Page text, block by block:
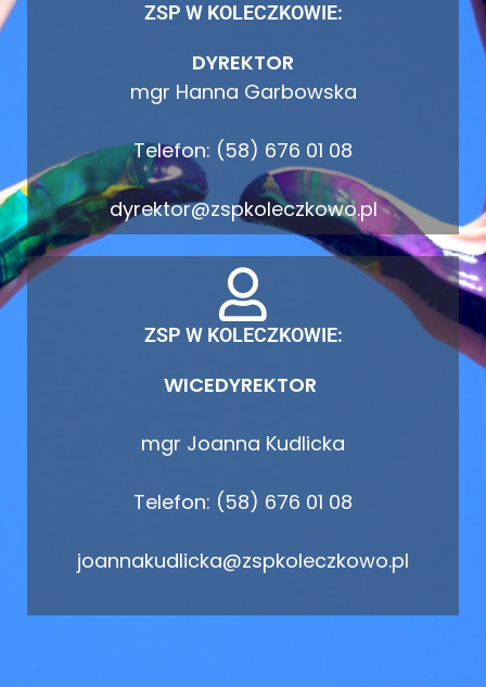
ZSP W KOLECZKOWIE:
DYREKTOR
mgr Hanna Garbowska
Telefon: (58) 676 01 08
dyrektor@zspkoleczkowo.pl
ZSP W KOLECZKOWIE:
WICEDYREKTOR
mgr Joanna Kudlicka
Telefon: (58) 676 01 08
joannakudlicka@zspkoleczkowo.pl